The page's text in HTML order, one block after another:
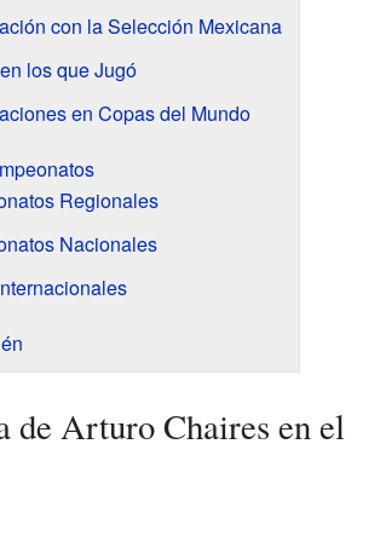
con la Selección Mexicana
los que Jugó
en Copas del Mundo
Regionales
Nacionales
de Arturo Chaires en el